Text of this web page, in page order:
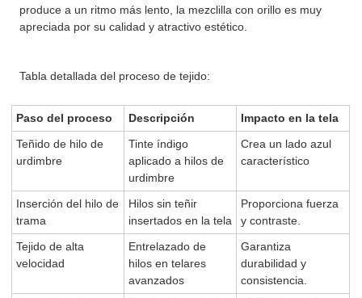
produce a un ritmo más lento, la mezclilla con orillo es muy
apreciada por su calidad y atractivo estético.
Tabla detallada del proceso de tejido:
Paso del proceso Descripción
Impacto en la tela
Teñido de hilo de
urdimbre
Tinte índigo
aplicado a hilos de
urdimbre
Crea un lado azul
característico
Inserción del hilo de
trama
Hilos sin teñir
insertados en la tela
Proporciona fuerza
y contraste.
Tejido de alta
velocidad
Entrelazado de
hilos en telares
avanzados
Garantiza
durabilidad y
consistencia.